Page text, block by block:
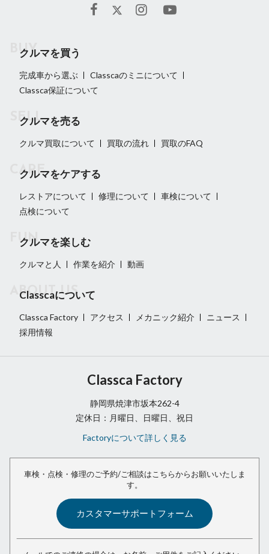
クルマを買う
完成車から選ぶ
Classcaのミニについて
Classca保証について
クルマを売る
クルマ買取について 買取の流れ 買取のFAQ
クルマをケアする
レストアについて 修理について
車検について
点検について
クルマを楽しむ
クルマと人 作業を紹介 動画
Classcaについて
Classca Factory アクセス メカニック紹介
ニュース
採用情報
Classca Factory
静岡県焼津市坂本262-4
定休日：月曜日、日曜日、祝日
Factoryについて詳しく見る
車検・点検・修理のご予約/ご相談は こちらからお願いいたしま
す。
カスタマーサポートフォーム